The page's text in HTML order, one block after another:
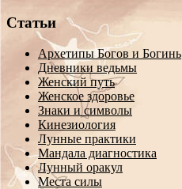
Статьи
Архетипы Богов и Богинь
Дневники ведьмы
Женский путь
Женское здоровье
Знаки и символы
Кинезиология
Лунные практики
Мандала диагностика
Лунный оракул
Места силы